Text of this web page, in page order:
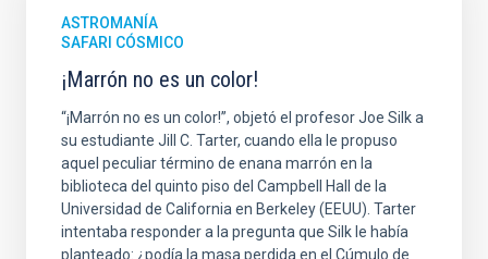
ASTROMANÍA
SAFARI CÓSMICO
¡Marrón no es un color!
“¡Marrón no es un color!”, objetó el profesor Joe Silk a
su estudiante Jill C. Tarter, cuando ella le propuso
aquel peculiar término de enana marrón en la
biblioteca del quinto piso del Campbell Hall de la
Universidad de California en Berkeley (EEUU). Tarter
intentaba responder a la pregunta que Silk le había
planteado: ¿podía la masa perdida en el Cúmulo de